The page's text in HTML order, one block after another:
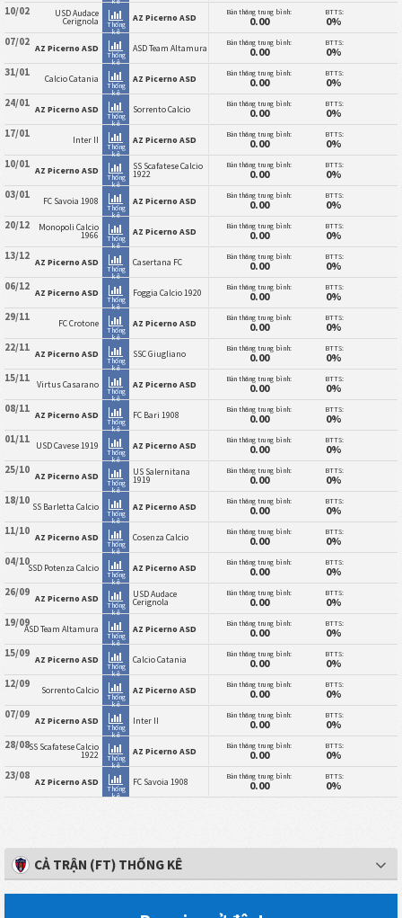
10/02 USD Audace
Cerignola
Thống
kê
AZ Picerno ASD Bàn thắng trung bình:
0.00
BTTS:
0%
07/02 AZ Picerno ASD
Thống
kê
ASD Team Altamura Bàn thắng trung bình:
0.00
BTTS:
0%
31/01 Calcio Catania
Thống
kê
AZ Picerno ASD Bàn thắng trung bình:
0.00
BTTS:
0%
24/01 AZ Picerno ASD
Thống
kê
Sorrento Calcio Bàn thắng trung bình:
0.00
BTTS:
0%
17/01 Inter II
Thống
kê
AZ Picerno ASD Bàn thắng trung bình:
0.00
BTTS:
0%
10/01 AZ Picerno ASD
Thống
kê
SS Scafatese Calcio
1922
Bàn thắng trung bình:
0.00
BTTS:
0%
03/01 FC Savoia 1908
Thống
kê
AZ Picerno ASD Bàn thắng trung bình:
0.00
BTTS:
0%
20/12 Monopoli Calcio
1966
Thống
kê
AZ Picerno ASD Bàn thắng trung bình:
0.00
BTTS:
0%
13/12 AZ Picerno ASD
Thống
kê
Casertana FC Bàn thắng trung bình:
0.00
BTTS:
0%
06/12 AZ Picerno ASD
Thống
kê
Foggia Calcio 1920 Bàn thắng trung bình:
0.00
BTTS:
0%
29/11 FC Crotone
Thống
kê
AZ Picerno ASD Bàn thắng trung bình:
0.00
BTTS:
0%
22/11 AZ Picerno ASD
Thống
kê
SSC Giugliano Bàn thắng trung bình:
0.00
BTTS:
0%
15/11 Virtus Casarano
Thống
kê
AZ Picerno ASD Bàn thắng trung bình:
0.00
BTTS:
0%
08/11 AZ Picerno ASD
Thống
kê
FC Bari 1908 Bàn thắng trung bình:
0.00
BTTS:
0%
01/11 USD Cavese 1919
Thống
kê
AZ Picerno ASD Bàn thắng trung bình:
0.00
BTTS:
0%
25/10 AZ Picerno ASD
Thống
kê
US Salernitana
1919
Bàn thắng trung bình:
0.00
BTTS:
0%
18/10 SS Barletta Calcio
Thống
kê
AZ Picerno ASD Bàn thắng trung bình:
0.00
BTTS:
0%
11/10 AZ Picerno ASD
Thống
kê
Cosenza Calcio Bàn thắng trung bình:
0.00
BTTS:
0%
04/10SSD Potenza Calcio
Thống
kê
AZ Picerno ASD Bàn thắng trung bình:
0.00
BTTS:
0%
26/09 AZ Picerno ASD
Thống
kê
USD Audace
Cerignola
Bàn thắng trung bình:
0.00
BTTS:
0%
19/09ASD Team Altamura
Thống
kê
AZ Picerno ASD Bàn thắng trung bình:
0.00
BTTS:
0%
15/09 AZ Picerno ASD
Thống
kê
Calcio Catania Bàn thắng trung bình:
0.00
BTTS:
0%
12/09 Sorrento Calcio
Thống
kê
AZ Picerno ASD Bàn thắng trung bình:
0.00
BTTS:
0%
07/09 AZ Picerno ASD
Thống
kê
Inter II Bàn thắng trung bình:
0.00
BTTS:
0%
28/08SS Scafatese Calcio
1922
Thống
kê
AZ Picerno ASD Bàn thắng trung bình:
0.00
BTTS:
0%
23/08 AZ Picerno ASD
Thống
kê
FC Savoia 1908 Bàn thắng trung bình:
0.00
BTTS:
0%
CẢ TRẬN (FT) THỐNG KÊ